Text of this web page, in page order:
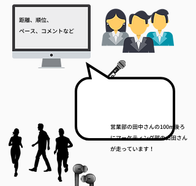
距離、順位、
ペース、コメントなど
営業部の田中さんの100m後ろ
にマーケティング部の山田さん
が走っています！